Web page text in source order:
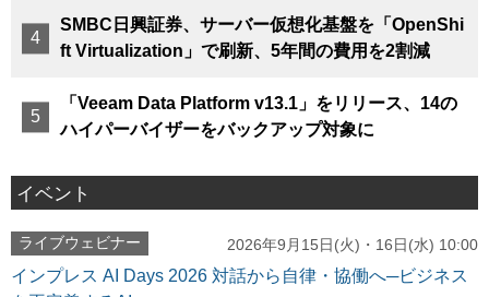
SMBC日興証券、サーバー仮想化基盤を「OpenShi
ft Virtualization」で刷新、5年間の費用を2割減
「Veeam Data Platform v13.1」をリリース、14の
ハイパーバイザーをバックアップ対象に
イベント
ライブウェビナー 2026年9月15日(火)・16日(水) 10:00
インプレス AI Days 2026 対話から自律・協働へ─ビジネス